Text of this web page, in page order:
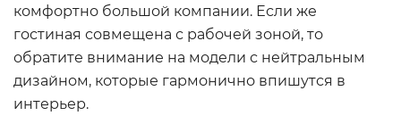
комфортно большой компании. Если же
гостиная совмещена с рабочей зоной, то
обратите внимание на модели с нейтральным
дизайном, которые гармонично впишутся в
интерьер.